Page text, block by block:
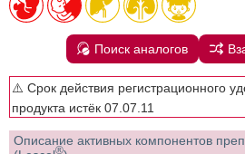
Поиск аналогов
⚠️ Срок действия регистрационного
продукта истёк 07.07.11
Описание активных компонентов
®